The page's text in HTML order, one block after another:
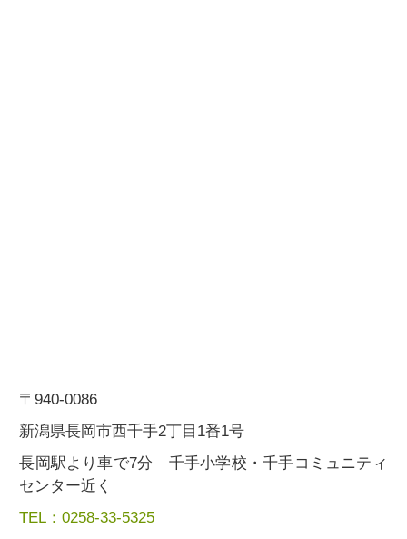
〒940-0086
新潟県長岡市西千手2丁目1番1号
長岡駅より車で7分 千手小学校・千手コミュニティ
センター近く
TEL：0258-33-5325